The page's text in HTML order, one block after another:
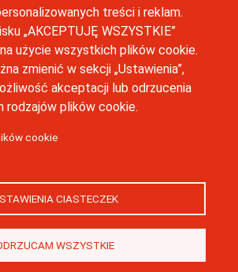
treści i reklam.
„AKCEPTUJĘ WSZYSTKIE”
użycie wszystkich plików cookie.
zmienić w sekcji „Ustawienia”,
akceptacji lub odrzucenia
rodzajów plików cookie.
cookie
CIASTECZEK
WSZYSTKIE
Newsletter
Doskonałości w Uniwersytecie